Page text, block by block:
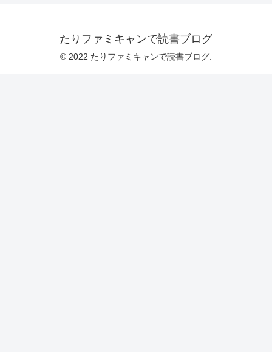
たりファミキャンで読書ブログ
© 2022 たりファミキャンで読書ブログ.